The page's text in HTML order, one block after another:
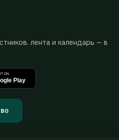
лента и календарь — в
ON
Play